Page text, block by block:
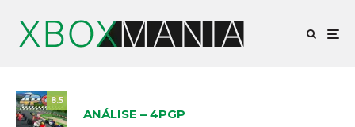
8.5
ANÁLISE – 4PGP